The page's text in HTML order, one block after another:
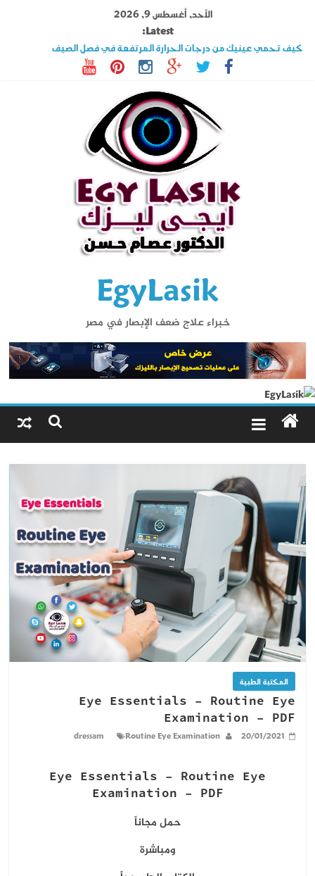
content
الأحد, أغسطس 9, 2026
Latest:
كيف تحمي عينيك من درجات الحرارة المرتفعة في فصل الصيف
تصوير القرنية أهم فحوصات عملية الليزك .. اكتشف المزيد عنه
قصر النظر وطول النظر الفرق بينهما وهل الليزك علاج فعال ؟
السوبراكور تقنية تخلصك من نظارة القراءة فى دقائق تعرف على شروطها
حول العين فى الأطفال والكبار الأسباب وأحدث طرق العلاج
EgyLasik
خبراء علاج ضعف الإبصار في مصر
المكتبة الطبية
Eye Essentials – Routine Eye
Examination – PDF
20/01/2021
dressam Routine Eye Examination
Eye Essentials – Routine Eye
Examination – PDF
حمل مجاناً
ومباشرة